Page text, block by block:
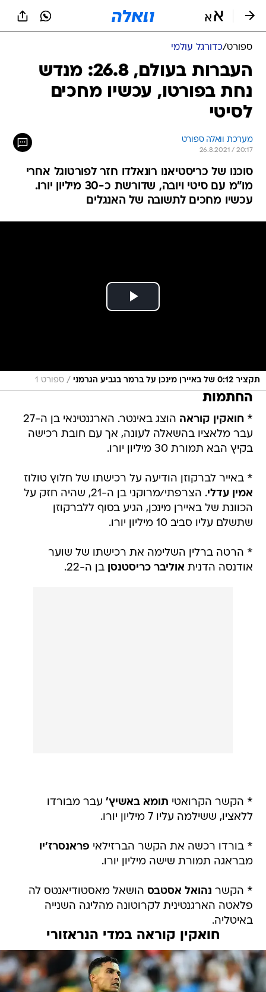
ספורט/כדורגל עולמי
העברות בעולם, 26.8: מנדש
נחת בפורטו, עכשיו מחכים
לסיטי
מערכת וואלה ספורט
26.8.2021 / 20:17
סוכנו של כריסטיאנו רונאלדו חזר לפורטוגל אחרי
מו"מ עם סיטי ויובה, שדורשת כ-30 מיליון יורו.
עכשיו מחכים לתשובה של האנגלים
תקציר 0:12 של באיירן מינכן על ברמר בגביע הגרמני / ספורט 1
החתמות
*חואקין קוראה
הוצג באינטר. הארגנטינאי בן ה-27
עבר מלאציו בהשאלה לעונה, אך עם חובת רכישה
בקיץ הבא תמורת 30 מיליון יורו.
* באייר לברקוזן הודיעה על רכישתו של חלוץ טולוז
אמין עדלי
. הצרפתי/מרוקני בן ה-21, שהיה חזק על
הכוונת של באיירן מינכן, הגיע בסוף ללברקוזן
שתשלם עליו סביב 10 מיליון יורו.
* הרטה ברלין השלימה את רכישתו של שוער
אודנסה הדנית אוליבר כריסטנסן בן ה-22.
* הקשר הקרואטי תומא באשיץ' עבר מבורדו
ללאציו, ששילמה עליו 7 מיליון יורו.
* בורדו רכשה את הקשר הברזילאי פראנסרז'יו
מבראגה תמורת שישה מיליון יורו.
* הקשר נהואל אסטבס הושאל מאסטודיאנטס לה
פלאטה הארגנטינית לקרוטונה מהליגה השנייה
באיטליה.
חואקין קוראה במדי הנראזורי